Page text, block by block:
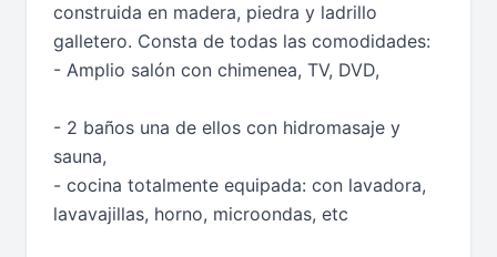
construida en madera, piedra y ladrillo
galletero. Consta de todas las comodidades:
- Amplio salón con chimenea, TV, DVD,
- 2 baños una de ellos con hidromasaje y
sauna,
- cocina totalmente equipada: con lavadora,
lavavajillas, horno, microondas, etc